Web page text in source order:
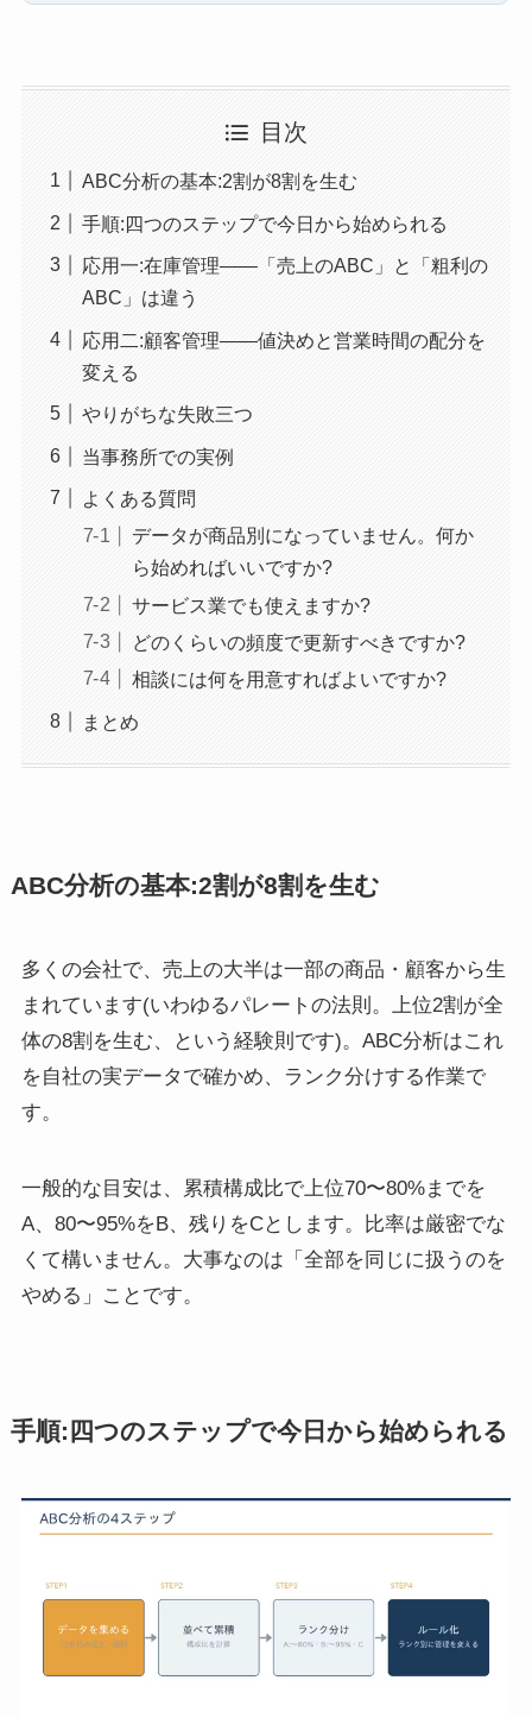
目次
ABC分析の基本:2割が8割を生む
手順:四つのステップで今日から始められる
応用一:在庫管理――「売上のABC」と「粗利の
ABC」は違う
応用二:顧客管理――値決めと営業時間の配分を
変える
やりがちな失敗三つ
当事務所での実例
よくある質問
データが商品別になっていません。何か
ら始めればいいですか?
サービス業でも使えますか?
どのくらいの頻度で更新すべきですか?
相談には何を用意すればよいですか?
まとめ
ABC分析の基本:2割が8割を生む
多くの会社で、売上の大半は一部の商品・顧客から生
まれています(いわゆるパレートの法則。上位2割が全
体の8割を生む、という経験則です)。ABC分析はこれ
を自社の実データで確かめ、ランク分けする作業で
す。
一般的な目安は、累積構成比で上位70〜80%までを
A、80〜95%をB、残りをCとします。比率は厳密でな
くて構いません。大事なのは「全部を同じに扱うのを
やめる」ことです。
手順:四つのステップで今日から始められる